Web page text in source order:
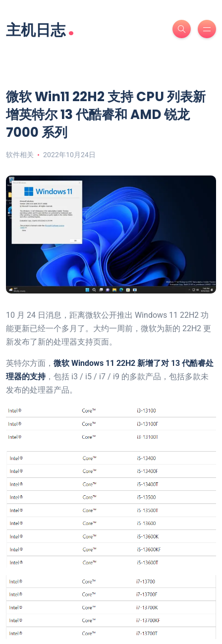
主机日志.
微软 Win11 22H2 支持 CPU 列表新
增英特尔 13 代酷睿和 AMD 锐龙
7000 系列
软件相关 2022年10月24日
10 月 24 日消息，距离微软公开推出 Windows 11 22H2 功
能更新已经一个多月了。大约一周前，微软为新的 22H2 更
新发布了新的处理器支持页面。
英特尔方面， 微软 Windows 11 22H2 新增了对 13 代酷睿处
理器的支持，包括 i3 / i5 / i7 / i9 的多款产品，包括多款未
发布的处理器产品。